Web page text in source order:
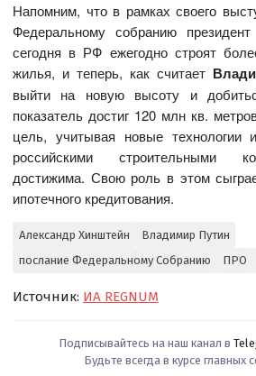
Напомним, что в рамках своего
Федеральному собранию
сегодня в РФ ежегодно строят
жилья, и теперь, как считает
выйти на новую высоту и
показатель достиг 120 млн кв.
цель, учитывая новые технологии
российскими строительными
достижима. Свою роль в этом
ипотечного кредитования.
Александр Хинштейн
Владимир Путин
послание Федеральному Собранию
ПРО
Источник: ИА REGNUM
Подписывайтесь на наш канал в
Будьте всегда в курсе главных